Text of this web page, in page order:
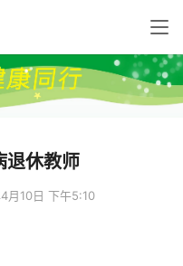
退休教师
月10日 下午5:10